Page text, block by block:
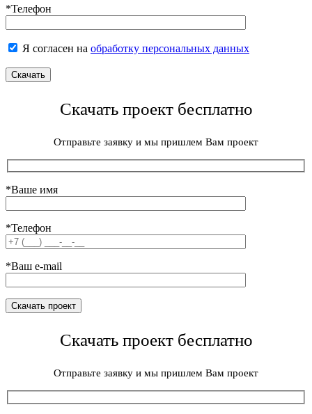
*Телефон
Я согласен на обработку персональных данных
Скачать проект бесплатно
Отправьте заявку и мы пришлем Вам проект
*Ваше имя
*Телефон
*Ваш e-mail
Скачать проект бесплатно
Отправьте заявку и мы пришлем Вам проект